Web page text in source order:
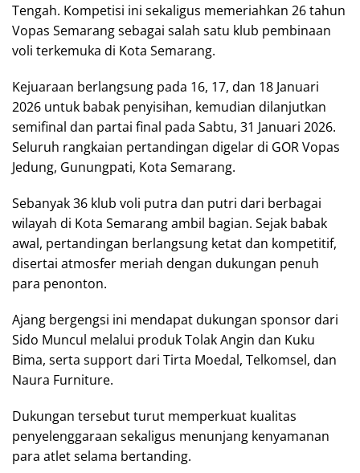
Tengah. Kompetisi ini sekaligus memeriahkan 26 tahun
Vopas Semarang sebagai salah satu klub pembinaan
voli terkemuka di Kota Semarang.
Kejuaraan berlangsung pada 16, 17, dan 18 Januari
2026 untuk babak penyisihan, kemudian dilanjutkan
semifinal dan partai final pada Sabtu, 31 Januari 2026.
Seluruh rangkaian pertandingan digelar di GOR Vopas
Jedung, Gunungpati, Kota Semarang.
Sebanyak 36 klub voli putra dan putri dari berbagai
wilayah di Kota Semarang ambil bagian. Sejak babak
awal, pertandingan berlangsung ketat dan kompetitif,
disertai atmosfer meriah dengan dukungan penuh
para penonton.
Ajang bergengsi ini mendapat dukungan sponsor dari
Sido Muncul melalui produk Tolak Angin dan Kuku
Bima, serta support dari Tirta Moedal, Telkomsel, dan
Naura Furniture.
Dukungan tersebut turut memperkuat kualitas
penyelenggaraan sekaligus menunjang kenyamanan
para atlet selama bertanding.